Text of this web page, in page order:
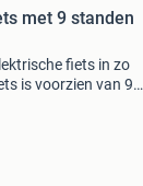
met 9 standen
fiets in zo
is voorzien van 9